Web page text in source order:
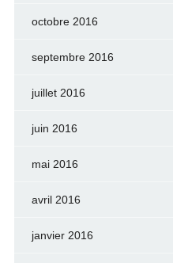
octobre 2016
septembre 2016
juillet 2016
juin 2016
mai 2016
avril 2016
janvier 2016